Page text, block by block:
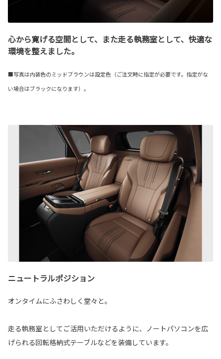
心から寛げる空間として、また走る執務室として、快適な
環境を整えました。
■写真は内装色のミッドブラウンは設定色（ご注文時に指定が必要です。指定がな
い場合はブラックになります）。
ニュートラルポジション
オンタイムにふさわしく堂々と。
走る執務室としてご活用いただけるように、ノートパソコンを広
げられる回転格納式テーブルなどを装備しています。